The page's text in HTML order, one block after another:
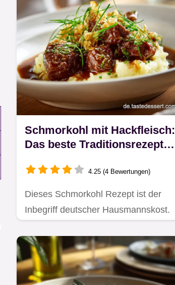
Schmorkohl mit Hackfleisch:
Das beste Traditionsrezept
4.25 (4 Bewertungen)
Dieses Schmorkohl Rezept ist der
Inbegriff deutscher Hausmannskost.